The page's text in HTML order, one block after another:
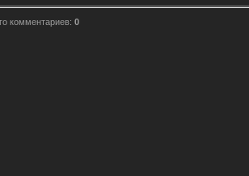
комментариев: 0